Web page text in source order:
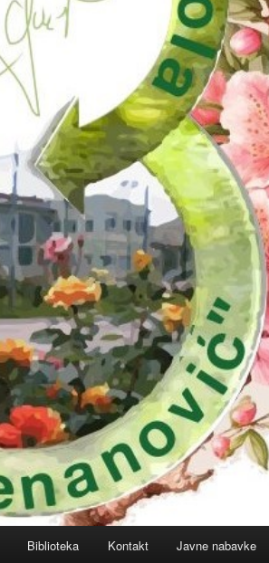
Biblioteka Kontakt Javne nabavke